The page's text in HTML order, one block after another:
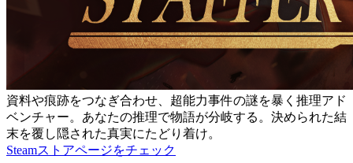
資料や痕跡をつなぎ合わせ、超能力事件の謎を暴く推理アド
ベンチャー。あなたの推理で物語が分岐する。決められた結
末を覆し隠された真実にたどり着け。
Steamストアページをチェック